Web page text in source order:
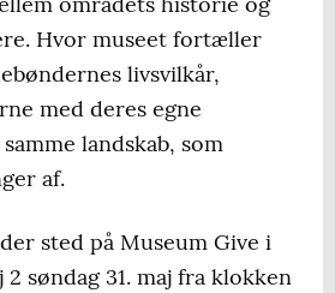
Hvor museet fortæller
livsvilkår,
med deres egne
landskab, som
af.
sted på Museum Give i
søndag 31. maj fra klokken